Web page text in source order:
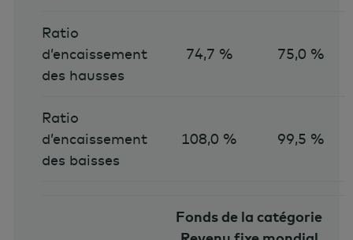
Ratio
d’encaissement
des hausses
74,7 % 75,0 %
Ratio
d’encaissement
des baisses
108,0 % 99,5 %
Fonds de la catégorie